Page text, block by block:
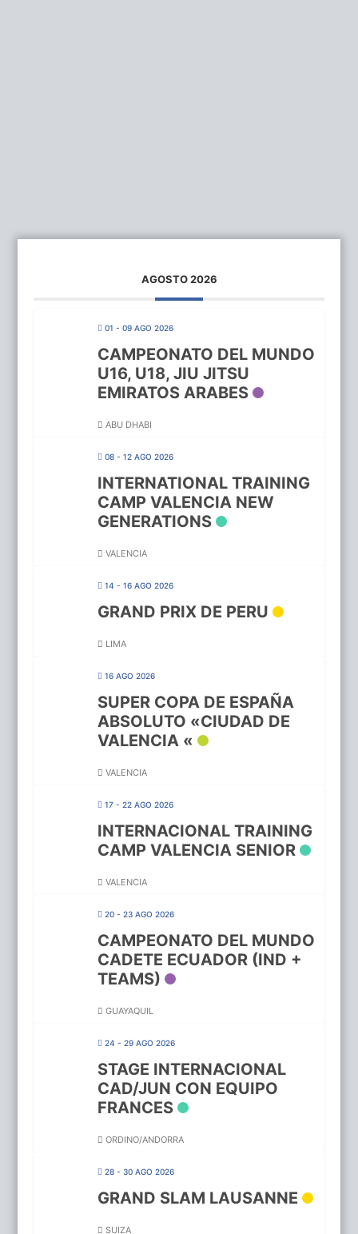
AGOSTO 2026
01 - 09 AGO 2026
CAMPEONATO DEL MUNDO
U16, U18, JIU JITSU
EMIRATOS ARABES
ABU DHABI
08 - 12 AGO 2026
INTERNATIONAL TRAINING
CAMP VALENCIA NEW
GENERATIONS
VALENCIA
14 - 16 AGO 2026
GRAND PRIX DE PERU
LIMA
16 AGO 2026
SUPER COPA DE ESPAÑA
ABSOLUTO «CIUDAD DE
VALENCIA «
VALENCIA
17 - 22 AGO 2026
INTERNACIONAL TRAINING
CAMP VALENCIA SENIOR
VALENCIA
20 - 23 AGO 2026
CAMPEONATO DEL MUNDO
CADETE ECUADOR (IND +
TEAMS)
GUAYAQUIL
24 - 29 AGO 2026
STAGE INTERNACIONAL
CAD/JUN CON EQUIPO
FRANCES
ORDINO/ANDORRA
28 - 30 AGO 2026
GRAND SLAM LAUSANNE
SUIZA